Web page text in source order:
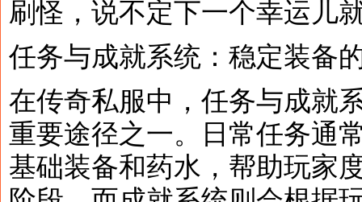
刷怪，说不定下一个幸运儿
任务与成就系统：稳定装备
在传奇私服中，任务与成就
重要途径之一。日常任务通
基础装备和药水，帮助玩家